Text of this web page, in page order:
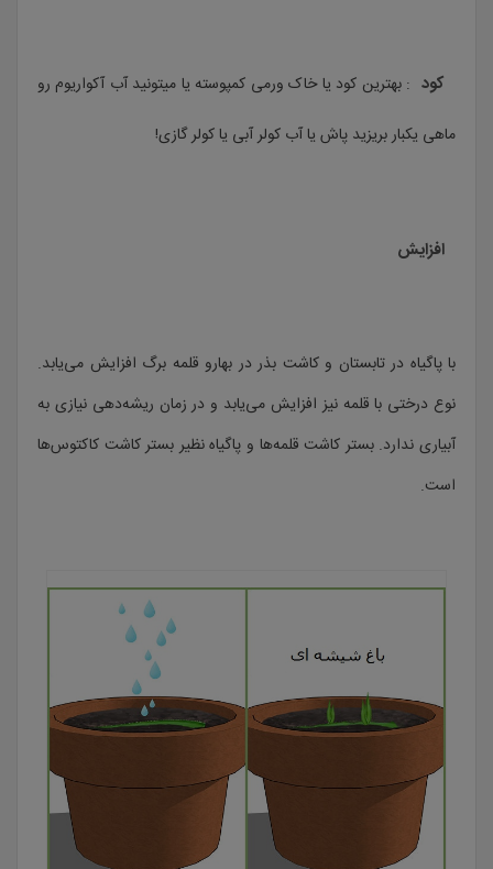
کود : بهترین کود یا خاک ورمی کمپوسته یا میتونید آب آکواریوم رو
ماهی یکبار بریزید پاش یا آب کولر آبی یا کولر گازی!
افزایش
با پاگیاه در تابستان و کاشت بذر در بهارو قلمه برگ افزایش می‌یابد.
نوع درختی با قلمه نیز افزایش می‌یابد و در زمان ریشه‌دهی نیازی به
آبیاری ندارد. بستر کاشت قلمه‌ها و پاگیاه‌ نظیر بستر کاشت کاکتوس‌ها
است.